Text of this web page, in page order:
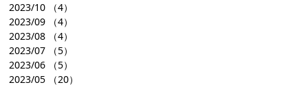
2023/10 （4）
2023/09 （4）
2023/08 （4）
2023/07 （5）
2023/06 （5）
2023/05 （20）